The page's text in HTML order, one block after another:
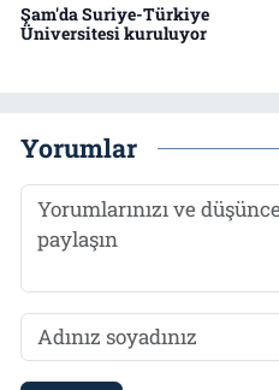
Şam'da Suriye-Türkiye
Üniversitesi kuruluyor
Yorumlar